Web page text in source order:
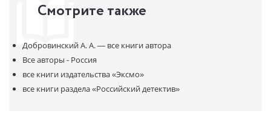
Смотрите также
Добровинский А. А. — все книги автора
Все авторы - Россия
все книги издательства«Эксмо»
все книги раздела«Российский детектив»